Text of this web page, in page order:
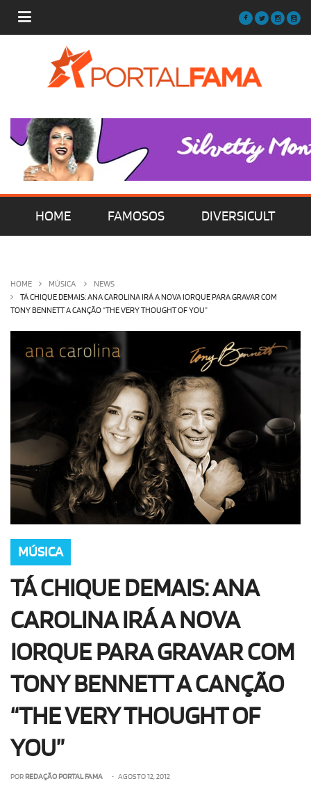
HOME FAMOSOS DIVERSICULT
OLHA ISSO! EU QUERO!
HOME MÚSICA
NEWS
TÁ CHIQUE DEMAIS: ANA CAROLINA IRÁ A NOVA IORQUE PARA GRAVAR COM
TONY BENNETT A CANÇÃO “THE VERY THOUGHT OF YOU”
MÚSICA
TÁ CHIQUE DEMAIS: ANA
CAROLINA IRÁ A NOVA
IORQUE PARA GRAVAR COM
TONY BENNETT A CANÇÃO
“THE VERY THOUGHT OF
YOU”
POR REDAÇÃO PORTAL FAMA • AGOSTO 12, 2012